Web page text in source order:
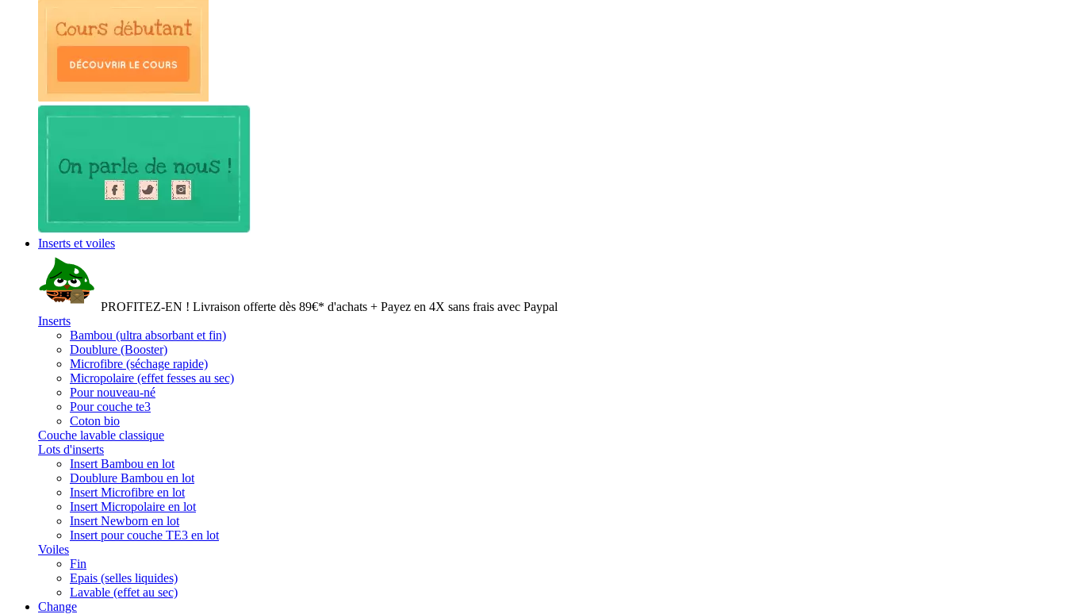
Inserts et voiles
PROFITEZ-EN ! Livraison offerte dès 89€* d'achats + Payez en 4X sans frais avec Paypal
Inserts
Bambou (ultra absorbant et fin)
Doublure (Booster)
Microfibre (séchage rapide)
Micropolaire (effet fesses au sec)
Pour nouveau-né
Pour couche te3
Coton bio
Couche lavable classique
Lots d'inserts
Insert Bambou en lot
Doublure Bambou en lot
Insert Microfibre en lot
Insert Micropolaire en lot
Insert Newborn en lot
Insert pour couche TE3 en lot
Voiles
Fin
Epais (selles liquides)
Lavable (effet au sec)
Change